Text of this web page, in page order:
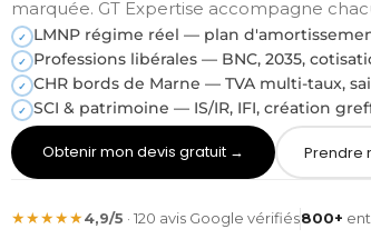
marquée. GT Expertise accompagne
✓ LMNP régime réel — plan
✓ Professions libérales — BNC, 2035,
✓ CHR bords de Marne — TVA multi-taux,
✓ SCI & patrimoine — IS/IR, IFI, création
Obtenir mon devis gratuit → Prendre
★★★★★4,9/5 · 120 avis Google vérifiés800+